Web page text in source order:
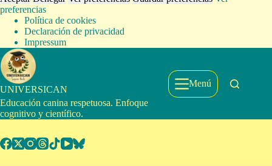
preferencias
Política de cookies
Declaración de privacidad
Impressum
Saltar
al
contenido
UNIVERSICAN
Educación canina respetuosa. Enfoque
cognitivo y científico.
Menú